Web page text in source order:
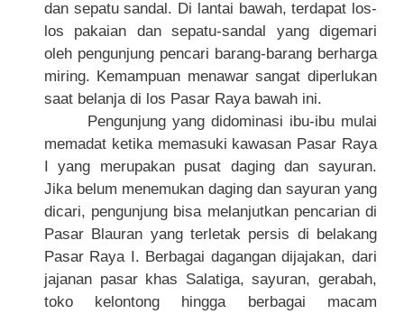
dan sepatu sandal. Di lantai bawah, terdapat los-
los pakaian dan sepatu-sandal yang digemari
oleh pengunjung pencari barang-barang berharga
miring. Kemampuan menawar sangat diperlukan
saat belanja di los Pasar Raya bawah ini.
Pengunjung yang didominasi ibu-ibu mulai
memadat ketika memasuki kawasan Pasar Raya
I yang merupakan pusat daging dan sayuran.
Jika belum menemukan daging dan sayuran yang
dicari, pengunjung bisa melanjutkan pencarian di
Pasar Blauran yang terletak persis di belakang
Pasar Raya I. Berbagai dagangan dijajakan, dari
jajanan pasar khas Salatiga, sayuran, gerabah,
toko kelontong hingga berbagai macam